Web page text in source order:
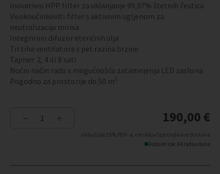
Inovativni HPP filter za uklanjanje 99,97% štetnih čestica
Visokoučinkoviti filter s aktivnim ugljenom za
neutralizaciju mirisa
Integrirani difuzor eteričnih ulja
Tri tiha ventilatora s pet razina brzine
Tajmer: 2, 4 ili 8 sati
Noćni način rada s mogućnošću zatamnjenja LED zaslona
Pogodno za prostorije do 50 m²
PEGASUS
količina
190,00 €
uključuje 25% PDV-a, ne uključuje troškove dostave
Dobavni rok 2-4 radna dana